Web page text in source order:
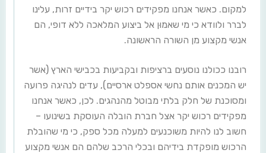
למקום. כאשר אנחנו מפקידים רכוש יקר בידיים זרות, עלינו
לברר ולוודא כי מי שאמוּן אל ביצוע המלאכה ללא דופי, הם
אנשי מקצוע מן השורה הראשונה.
רובנו ככולנו נוסעים ברציפות ובקביעות בכבישי הארץ (אשר
יש המכנים אותם נחשי אספלט ארסיים), עדים לנהיגה פרועה
ומסוכנת של חלק בלתי מבוטל מהנהגים. לכן, כאשר אנחנו
מפקידים רכוש יקר אצל חברת הובלה העוסקת בשינועו –
חשוב לנו להיות משוכנעים למעלה מכל ספק, כי מי שהובלת
הרכוש מופקדת בידיהם ובכלי הרכב שלהם הם אנשי מקצוע